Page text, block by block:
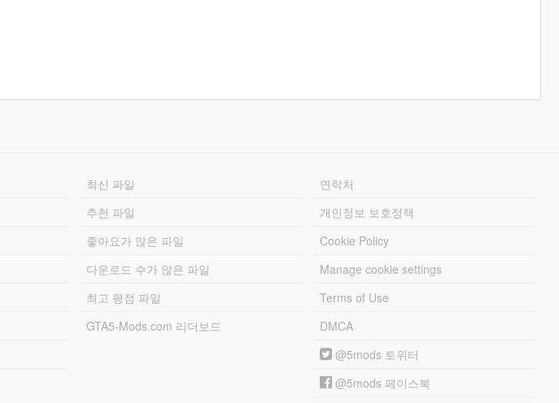
최신 파일
추천 파일
좋아요가 많은 파일
다운로드 수가 많은 파일
최고 평점 파일
GTA5-Mods.com 리더보드
연락처
개인정보 보호정책
Cookie Policy
Manage cookie settings
Terms of Use
DMCA
@5mods 트위터
@5mods 페이스북